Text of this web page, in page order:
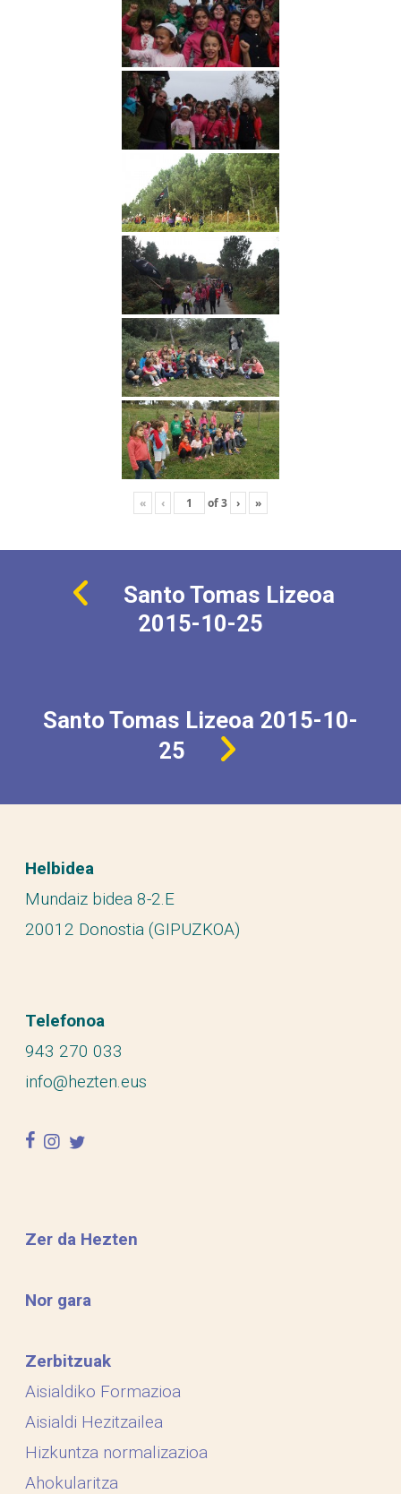
« ‹ of3 › »
Santo Tomas Lizeoa
2015-10-25
Santo Tomas Lizeoa 2015-10-
25
Helbidea
Mundaiz bidea 8-2.E
20012 Donostia (GIPUZKOA)
Telefonoa
943 270 033
info@hezten.eus
facebook
instagram
twitter
Zer da Hezten
Nor gara
Zerbitzuak
Aisialdiko Formazioa
Aisialdi Hezitzailea
Hizkuntza normalizazioa
Ahokularitza